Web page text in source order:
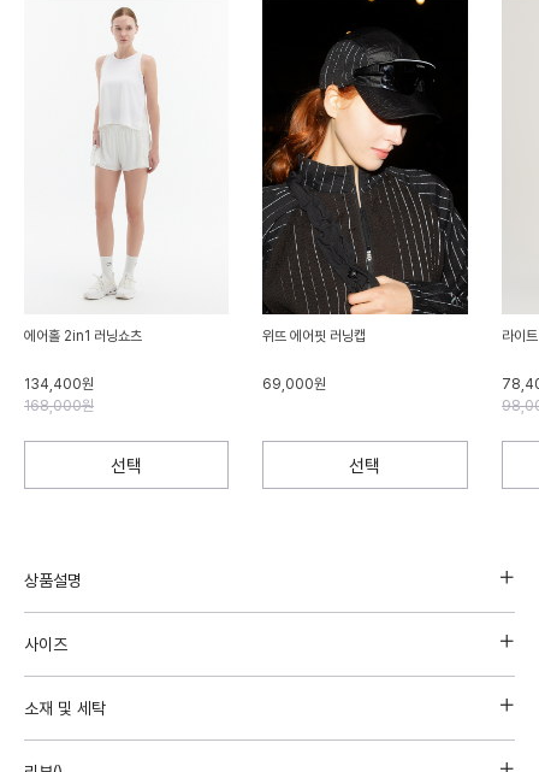
에어홀 2in1 러닝쇼츠
134,400원
168,000원
선택
위뜨 에어핏 러닝캡
69,000원
선택
라이
상품설명
사이즈
소재 및 세탁